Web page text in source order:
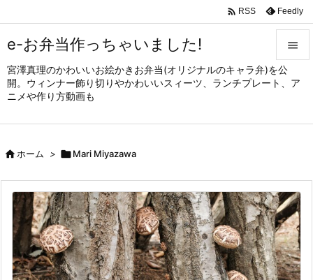
e-お弁当作っちゃいました!
宮澤真理のかわいいお絵かきお弁当(オリジナルのキャラ弁)を公
開。ウィンナー飾り切りやかわいいスィーツ、ランチプレート、ア
ニメや作り方動画も


メニュ
サイド

次へ

検索
 RSS Feedly
ホーム > Mari Miyazawa